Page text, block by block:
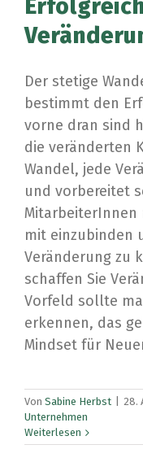
Der stetige
bestimmt den
vorne dran sind
die veränderten
Wandel, jede
und vorbereitet
MitarbeiterInnen
mit einzubinden
Veränderung zu
schaffen Sie
Vorfeld sollte
erkennen, das
Mindset für
Von Sabine Herbst 28.
Unternehmen
Weiterlesen